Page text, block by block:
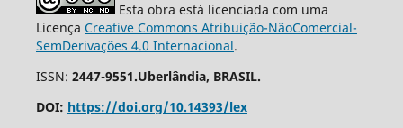
Esta obra está licenciada com uma
Licença Creative Commons Atribuição-NãoComercial-
SemDerivações 4.0 Internacional.
ISSN: 2447-9551.Uberlândia, BRASIL.
DOI: https://doi.org/10.14393/lex